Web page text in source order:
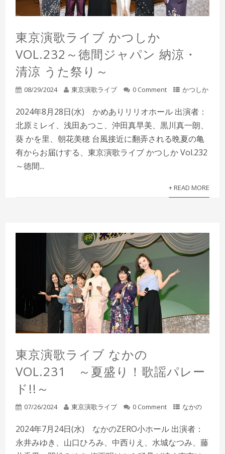
東京演歌ライブ かつしか
VOL.232～徳間ジャパン 納涼・
清涼 うた祭り～
08/29/2024 東京演歌ライブ 0 Comment かつしか
2024年8月28日(水) かめありリリオホール 出演者：
北原ミレイ、浅田あつこ、沖田真早美、黒川真一朗、
葵 かを里、朝花美穂 台風接近に翻弄される晩夏の亀
有からお届けする、東京演歌ライブ かつしか Vol.232
～徳間...
+ READ MORE
東京演歌ライブ なかの
VOL.231 ～夏盛り！歌謡パレー
ド!!～
07/26/2024 東京演歌ライブ 0 Comment なかの
2024年7月24日(水) なかのZERO小ホール 出演者：
永井みゆき、山口ひろみ、中西りえ、水城なつみ、藤